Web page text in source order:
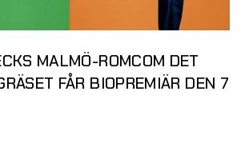
MALMÖ-ROMCOM DET
FÅR BIOPREMIÄR DEN 7